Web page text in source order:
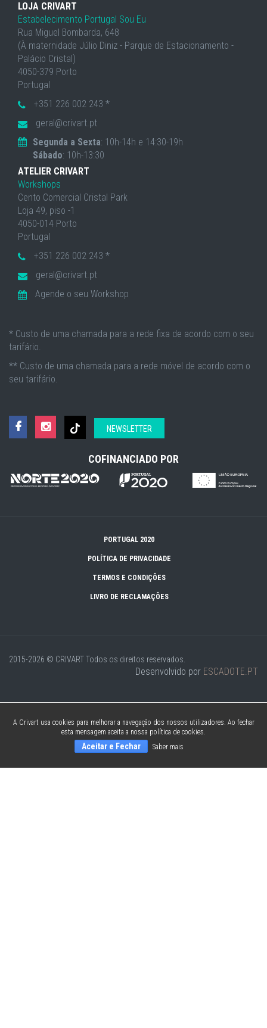
LOJA CRIVART
Estabelecimento Portugal Sou Eu
Rua Miguel Bombarda, 648
(À maternidade Júlio Diniz - Parque de Estacionamento -
Palácio Cristal)
4050-379 Porto
Portugal
+351 226 002 243 *
geral@crivart.pt
Segunda a Sexta: 10h-14h e 14:30-19h
Sábado: 10h-13:30
ATELIER CRIVART
Workshops
Cento Comercial Cristal Park
Loja 49, piso -1
4050-014 Porto
Portugal
+351 226 002 243 *
geral@crivart.pt
Agende o seu Workshop
* Custo de uma chamada para a rede fixa de acordo com o seu
tarifário.
** Custo de uma chamada para a rede móvel de acordo com o
seu tarifário.
NEWSLETTER
COFINANCIADO POR
PORTUGAL 2020
POLÍTICA DE PRIVACIDADE
TERMOS E CONDIÇÕES
LIVRO DE RECLAMAÇÕES
2015-2026 © CRIVARTTodos os direitos reservados.
Desenvolvido por ESCADOTE.PT
A Crivart usa cookies para melhorar a navegação dos nossos utilizadores. Ao fechar
esta mensagem aceita a nossa política de cookies.
Aceitar e Fechar Saber mais